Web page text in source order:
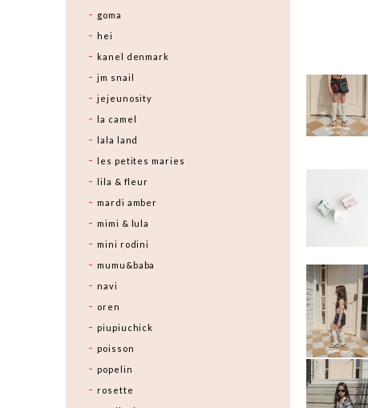
goma
hei
kanel denmark
jm snail
jejeunosity
la camel
lala land
les petites maries
lila & fleur
mardi amber
mimi & lula
mini rodini
mumu&baba
navi
oren
piupiuchick
poisson
popelin
rosette